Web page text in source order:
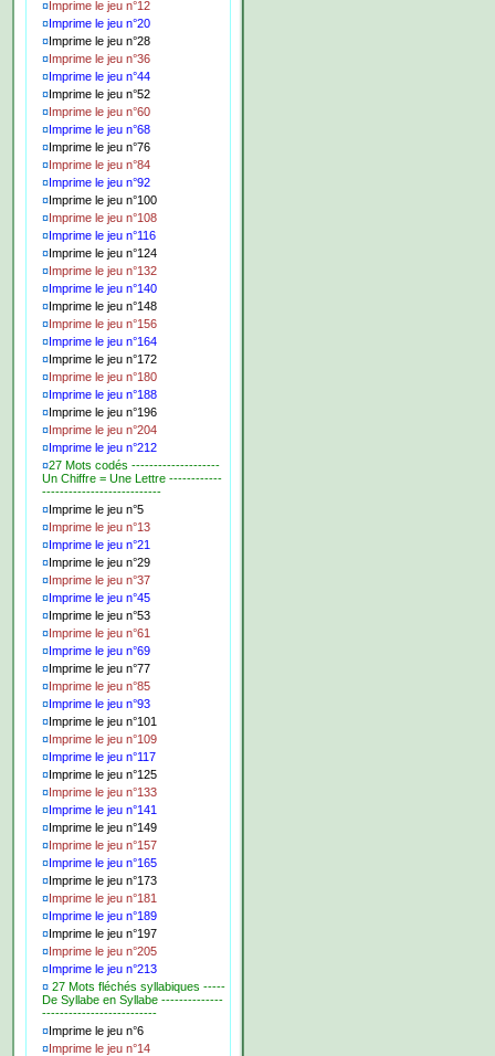
¤Imprime le jeu n°12
¤Imprime le jeu n°20
¤Imprime le jeu n°28
¤Imprime le jeu n°36
¤Imprime le jeu n°44
¤Imprime le jeu n°52
¤Imprime le jeu n°60
¤Imprime le jeu n°68
¤Imprime le jeu n°76
¤Imprime le jeu n°84
¤Imprime le jeu n°92
¤Imprime le jeu n°100
¤Imprime le jeu n°108
¤Imprime le jeu n°116
¤Imprime le jeu n°124
¤Imprime le jeu n°132
¤Imprime le jeu n°140
¤Imprime le jeu n°148
¤Imprime le jeu n°156
¤Imprime le jeu n°164
¤Imprime le jeu n°172
¤Imprime le jeu n°180
¤Imprime le jeu n°188
¤Imprime le jeu n°196
¤Imprime le jeu n°204
¤Imprime le jeu n°212
¤27 Mots codés --------------------
Un Chiffre = Une Lettre ------------
---------------------------
¤Imprime le jeu n°5
¤Imprime le jeu n°13
¤Imprime le jeu n°21
¤Imprime le jeu n°29
¤Imprime le jeu n°37
¤Imprime le jeu n°45
¤Imprime le jeu n°53
¤Imprime le jeu n°61
¤Imprime le jeu n°69
¤Imprime le jeu n°77
¤Imprime le jeu n°85
¤Imprime le jeu n°93
¤Imprime le jeu n°101
¤Imprime le jeu n°109
¤Imprime le jeu n°117
¤Imprime le jeu n°125
¤Imprime le jeu n°133
¤Imprime le jeu n°141
¤Imprime le jeu n°149
¤Imprime le jeu n°157
¤Imprime le jeu n°165
¤Imprime le jeu n°173
¤Imprime le jeu n°181
¤Imprime le jeu n°189
¤Imprime le jeu n°197
¤Imprime le jeu n°205
¤Imprime le jeu n°213
¤ 27 Mots fléchés syllabiques -----
De Syllabe en Syllabe --------------
--------------------------
¤Imprime le jeu n°6
¤Imprime le jeu n°14